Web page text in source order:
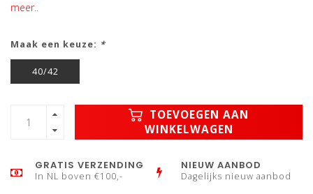
meer..
Maak een keuze: *
40/42
TOEVOEGEN AAN
WINKELWAGEN
GRATIS VERZENDING
In NL boven €100,-
NIEUW AANBOD
Dagelijks nieuw aanbod